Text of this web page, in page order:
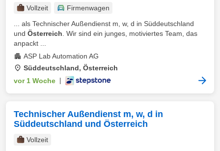
Vollzeit
Firmenwagen
... als Technischer Außendienst m, w, d in Süddeutschland
und Österreich . Wir sind ein junges, motiviertes Team, das
anpackt ...
ASP Lab Automation AG
Süddeutschland, Österreich
vor 1 Woche
Technischer Außendienst m, w, d in
Süddeutschland und Österreich
Vollzeit